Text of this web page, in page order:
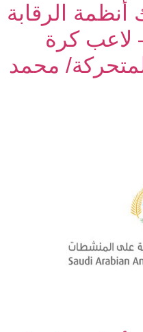
أنظمة الرقابة
لاعب كرة
محمد